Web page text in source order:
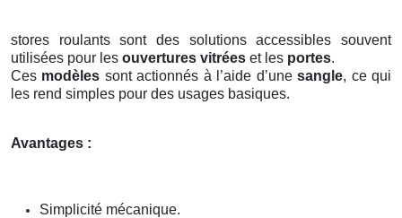
stores roulants sont des solutions accessibles souvent
utilisées pour les ouvertures vitrées et les portes.
Ces modèles sont actionnés à l’aide d’unesangle, ce qui
les rend simples pour des usages basiques.
Avantages :
Simplicité mécanique.